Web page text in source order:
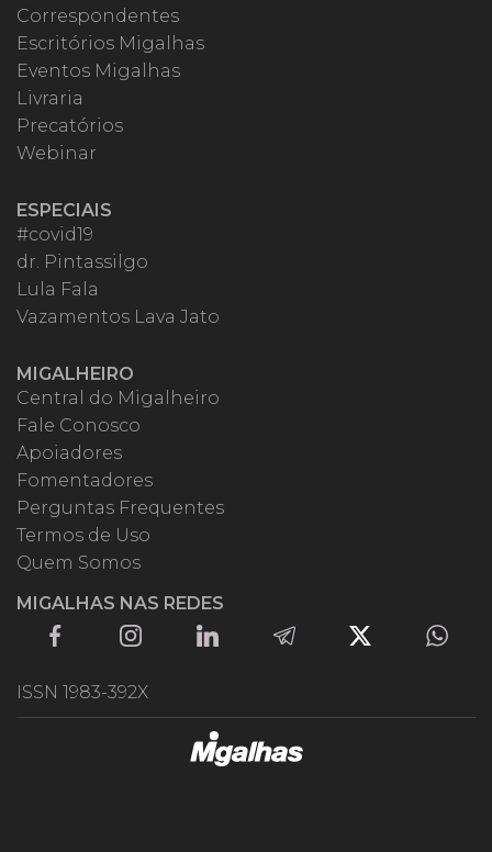
Correspondentes
Escritórios Migalhas
Eventos Migalhas
Livraria
Precatórios
Webinar
ESPECIAIS
#covid19
dr. Pintassilgo
Lula Fala
Vazamentos Lava Jato
MIGALHEIRO
Central do Migalheiro
Fale Conosco
Apoiadores
Fomentadores
Perguntas Frequentes
Termos de Uso
Quem Somos
MIGALHAS NAS REDES
ISSN 1983-392X